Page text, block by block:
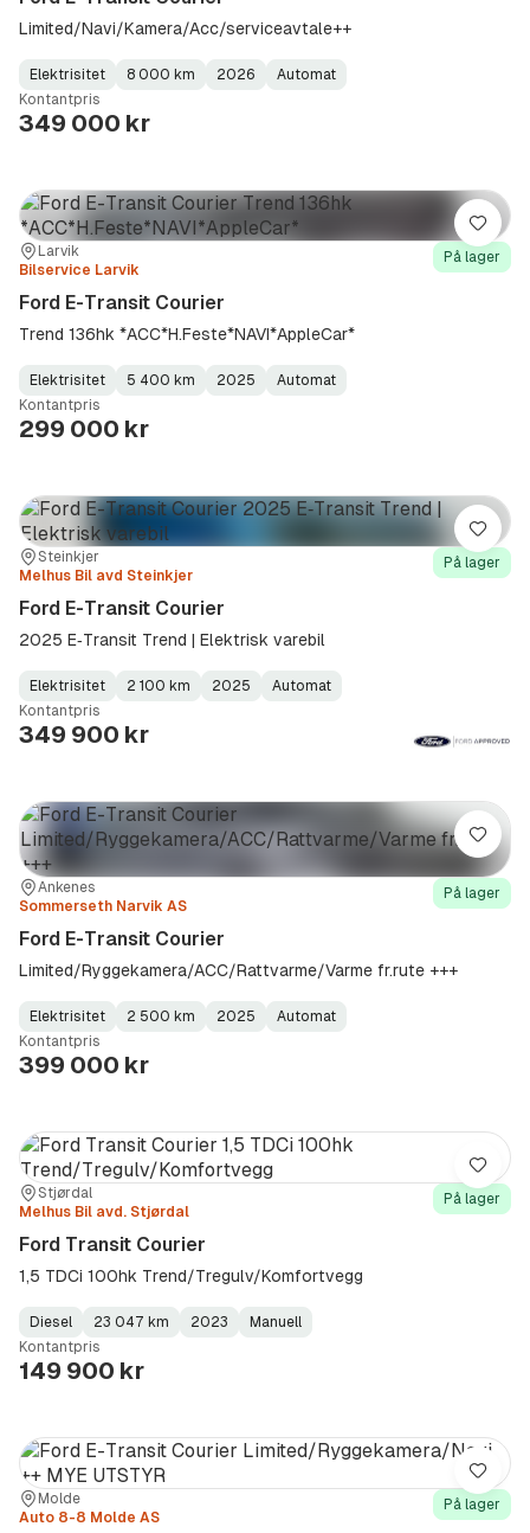
Limited/Navi/Kamera/Acc/serviceavtale++
Fuel
Type:
Elektrisitet
Kilometerstand:
8 000 km
Model
Year:
2026
Gearbox
Type:
Automat
Kontantpris
349 000 kr
Sted:
Larvik
Forhandler:
Bilservice Larvik
På lager
Ford E-Transit Courier
Trend 136hk *ACC*H.Feste*NAVI*AppleCar*
Fuel
Type:
Elektrisitet
Kilometerstand:
5 400 km
Model
Year:
2025
Gearbox
Type:
Automat
Kontantpris
299 000 kr
Lagre
Sted:
Steinkjer
Forhandler:
Melhus Bil avd Steinkjer
På lager
Ford E-Transit Courier
2025 E‑Transit Trend | Elektrisk varebil
Fuel
Type:
Elektrisitet
Kilometerstand:
2 100 km
Model
Year:
2025
Gearbox
Type:
Automat
Kontantpris
349 900 kr
Lagre
Sted:
Ankenes
Forhandler:
Sommerseth Narvik AS
På lager
Ford E-Transit Courier
Limited/Ryggekamera/ACC/Rattvarme/Varme fr.rute +++
Fuel
Type:
Elektrisitet
Kilometerstand:
2 500 km
Model
Year:
2025
Gearbox
Type:
Automat
Kontantpris
399 000 kr
Lagre
Sted:
Stjørdal
Forhandler:
Melhus Bil avd. Stjørdal
På lager
Ford Transit Courier
1,5 TDCi 100hk Trend/Tregulv/Komfortvegg
Fuel
Type:
Diesel
Kilometerstand:
23 047 km
Model
Year:
2023
Gearbox
Type:
Manuell
Kontantpris
149 900 kr
Lagre
Sted:Molde
Forhandler:
Auto 8-8 Molde AS
På lager
Lagre